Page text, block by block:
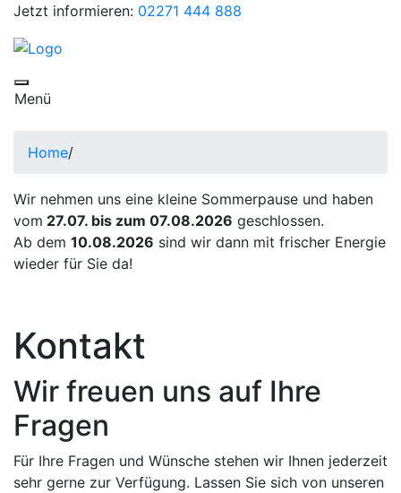
Jetzt informieren: 02271 444 888
Toggle navigation
Menü
Home/
Wir nehmen uns eine kleine Sommerpause und haben
vom 27.07. bis zum 07.08.2026 geschlossen.
Ab dem 10.08.2026 sind wir dann mit frischer Energie
wieder für Sie da!
Kontakt
Wir freuen uns auf Ihre
Fragen
Für Ihre Fragen und Wünsche stehen wir Ihnen jederzeit
sehr gerne zur Verfügung. Lassen Sie sich von unseren